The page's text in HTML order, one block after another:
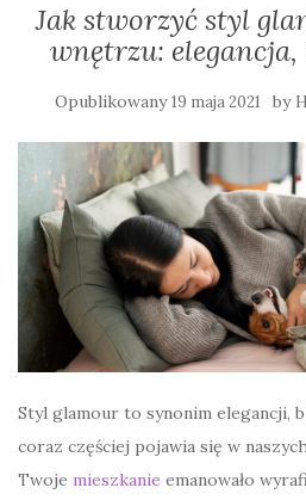
Jak stworzyć styl
wnętrzu: elegancja,
Opublikowany19 maja 2021 by
Styl glamour to synonim elegancji,
coraz częściej pojawia się w
Twoje mieszkanie emanowało